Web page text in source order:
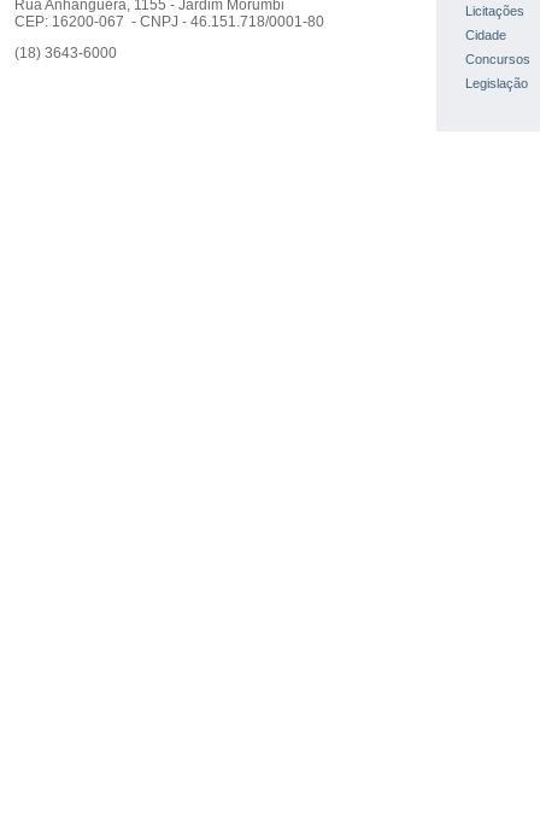
Rua Anhanguera, 1155 - Jardim Morumbi
CEP: 16200-067 - CNPJ - 46.151.718/0001-80
(18) 3643-6000
Licitações
Cidade
Concursos
Legislação